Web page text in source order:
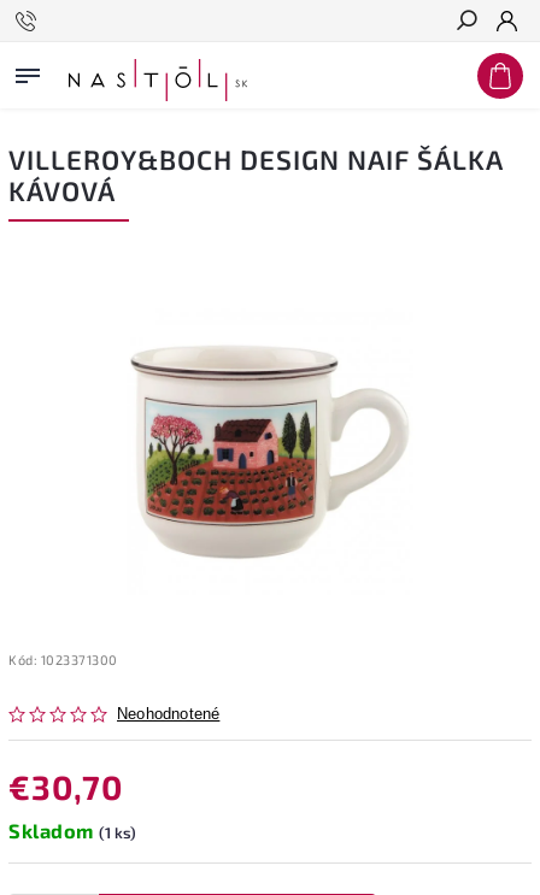
Hľadať
VILLEROY&BOCH DESIGN NAIF ŠÁLKA
KÁVOVÁ
Kód: 1023371300
Neohodnotené
€30,70
Skladom (1 ks)